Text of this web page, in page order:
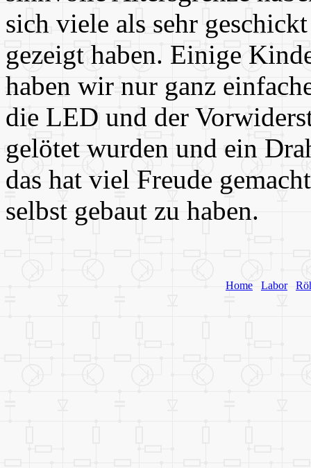
sich viele als sehr
gezeigt haben. Einige
haben wir nur ganz
die LED und der
gelötet wurden und ein
das hat viel Freude
selbst gebaut zu haben.
Home Labor